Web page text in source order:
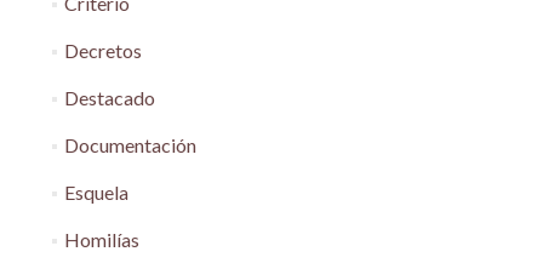
Decretos
Destacado
Documentación
Esquela
Homilías